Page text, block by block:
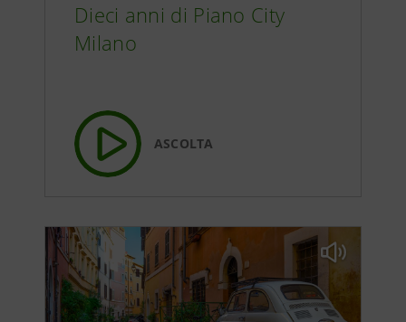
Dieci anni di Piano City
Milano
ASCOLTA